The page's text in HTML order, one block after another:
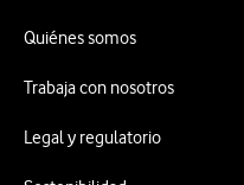
Quiénes somos
Trabaja con nosotros
Legal y regulatorio